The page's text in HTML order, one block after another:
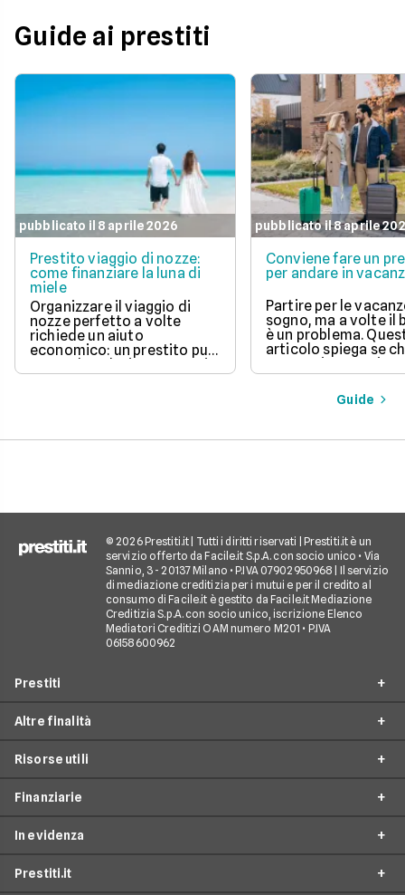
Guide ai prestiti
pubblicato il 8 aprile 2026
Prestito viaggio di nozze:
come finanziare la luna di
miele
Organizzare il viaggio di
nozze perfetto a volte
richiede un aiuto
economico: un prestito può
come funziona, quali tipi ci
pubblicato il 8 aprile
Conviene fare un
per andare in
Partire per le
sogno, ma a volte il
è un problema.
articolo spiega se
una buona idea,
vantaggi come la
di partire subito e
pagare. Scopri
Guide
© 2026 Prestiti.it | Tutti i diritti riservati | Prestiti.it è un
servizio offerto da Facile.it S.p.A. con socio unico • Via
Sannio, 3 - 20137 Milano • P.IVA 07902950968 | Il servizio
di mediazione creditizia per i mutui e per il credito al
consumo di Facile.it è gestito da Facile.it Mediazione
Creditizia S.p.A. con socio unico, iscrizione Elenco
Mediatori Creditizi OAM numero M201 • P.IVA
06158600962
Prestiti
Prestito consolidamento debiti
Prestito casa
Finanziamento camper
Altre finalità
Prestiti arredamento
Prestiti acquisto box auto
Risorse utili
Come richiedere un prestito
Tempistica esito prestito
Finanziarie
Agos
In evidenza
Prestiti.it